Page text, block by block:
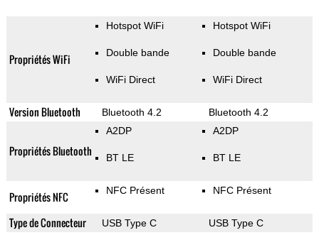
Propriétés WiFi
Hotspot WiFi
Double bande
WiFi Direct
Hotspot WiFi
Double bande
WiFi Direct
Version Bluetooth Bluetooth 4.2 Bluetooth 4.2
Propriétés Bluetooth
A2DP
BT LE
A2DP
BT LE
Propriétés NFC NFC Présent NFC Présent
Type de Connecteur USB Type C USB Type C